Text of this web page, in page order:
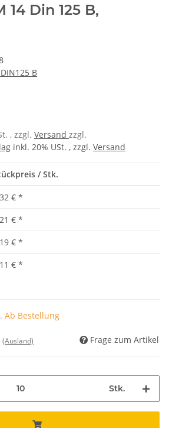
14 Din 125 B,
B
, zzgl. Versand zzgl.
inkl. 20% USt. , zzgl. Versand
/ Stk.
€ *
€ *
€ *
€ *
Ab Bestellung
(Ausland) Frage zum Artikel
Stk.